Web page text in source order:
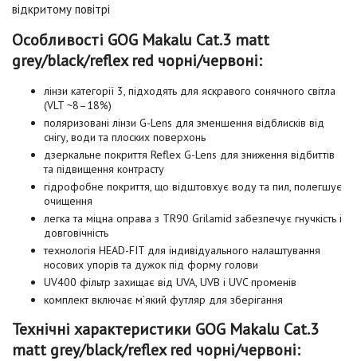
відкритому повітрі
Особливості GOG Makalu Cat.3 matt
grey/black/reflex red чорні/червоні:
лінзи категорії 3, підходять для яскравого сонячного світла
(VLT ~8–18%)
поляризовані лінзи G-Lens для зменшення відблисків від
снігу, води та плоских поверхонь
дзеркальне покриття Reflex G-Lens для зниження відбиттів
та підвищення контрасту
гідрофобне покриття, що відштовхує воду та пил, полегшує
очищення
легка та міцна оправа з TR90 Grilamid забезпечує гнучкість і
довговічність
технологія HEAD-FIT для індивідуального налаштування
носових упорів та дужок під форму голови
UV400 фільтр захищає від UVA, UVB і UVC променів
комплект включає м’який футляр для зберігання
Технічні характеристики GOG Makalu Cat.3
matt grey/black/reflex red чорні/червоні: